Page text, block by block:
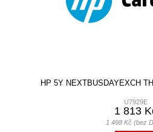
HP 5Y NEXTBUSDAYEXCH
U7929E
1 813
1 498 Kč (bez